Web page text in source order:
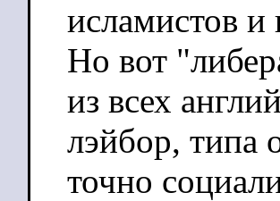
исламистов и
Но вот
из всех
лэйбор, типа
точно